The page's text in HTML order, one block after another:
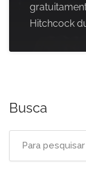
Hitchcock
Busca